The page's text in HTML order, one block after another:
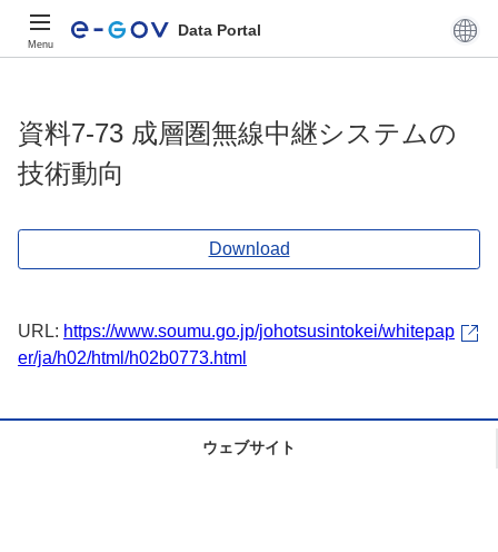
Menu
Data Portal
資料7-73 成層圏無線中継システムの
技術動向
Download
URL: https://www.soumu.go.jp/johotsusintokei/whitepap
er/ja/h02/html/h02b0773.html
ウェブサイト